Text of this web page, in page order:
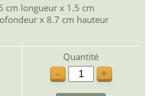
cm longueur x 1.5 cm
x 8.7 cm hauteur
Quantité
-
+